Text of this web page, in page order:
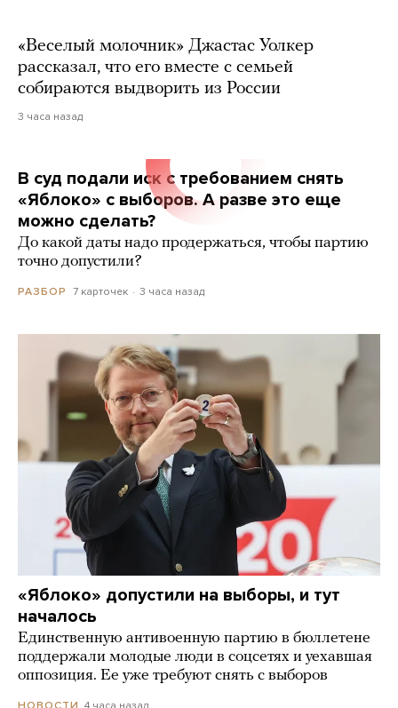
«Веселый молочник» Джастас Уолкер
рассказал, что его вместе с семьей
собираются выдворить из России
3 часа назад
В суд подали иск с требованием снять
«Яблоко» с выборов. А разве это еще
можно сделать?
До какой даты надо продержаться, чтобы партию
точно допустили?
РАЗБОР 7 карточек 3 часа назад
«Яблоко» допустили на выборы, и тут
началось
Единственную антивоенную партию в бюллетене
поддержали молодые люди в соцсетях и уехавшая
оппозиция. Ее уже требуют снять с выборов
НОВОСТИ 4 часа назад